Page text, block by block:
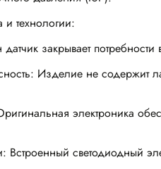
технологии:
закрывает потребности
Изделие не содержит
электроника
Встроенный светодиодный